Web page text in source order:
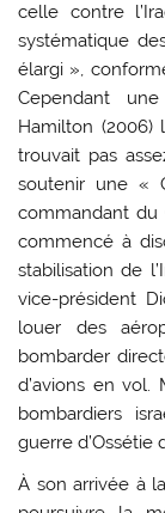
celle contre
systématique
élargi »,
Cependant
Hamilton (2006)
trouvait pas
soutenir une «
commandant du
commencé à
stabilisation de
vice-président
louer des
bombarder
d’avions en
bombardiers
guerre d’Ossétie
À son arrivée à